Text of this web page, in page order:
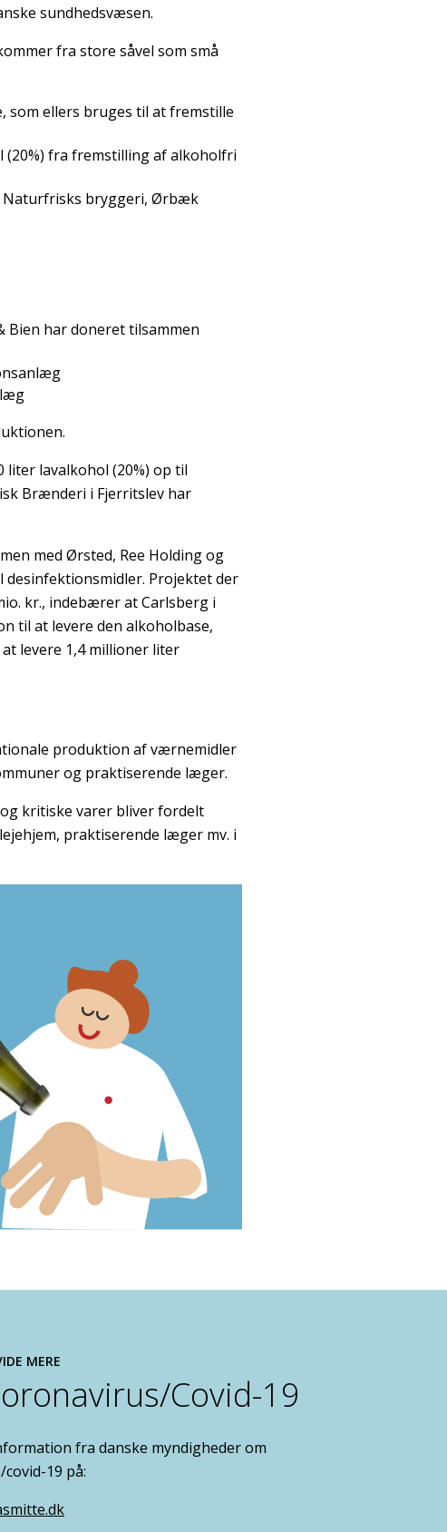
sundhedsvæsen.
fra store såvel som små
som ellers bruges til at fremstille
(20%) fra fremstilling af alkoholfri
Naturfrisks bryggeri, Ørbæk
Bien har doneret tilsammen
lavalkohol (20%) op til
Brænderi i Fjerritslev har
med Ørsted, Ree Holding og
Projektet der
kr., indebærer at Carlsberg i
til at levere den alkoholbase,
levere 1,4 millioner liter
produktion af værnemidler
og praktiserende læger.
kritiske varer bliver fordelt
praktiserende læger mv. i
MERE
Covid-19
fra danske myndigheder om
19 på: